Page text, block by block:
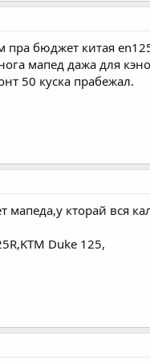
пра бюджет китая
мапед дажа для
50 куска прабежал.
кторай вся
Duke 125,